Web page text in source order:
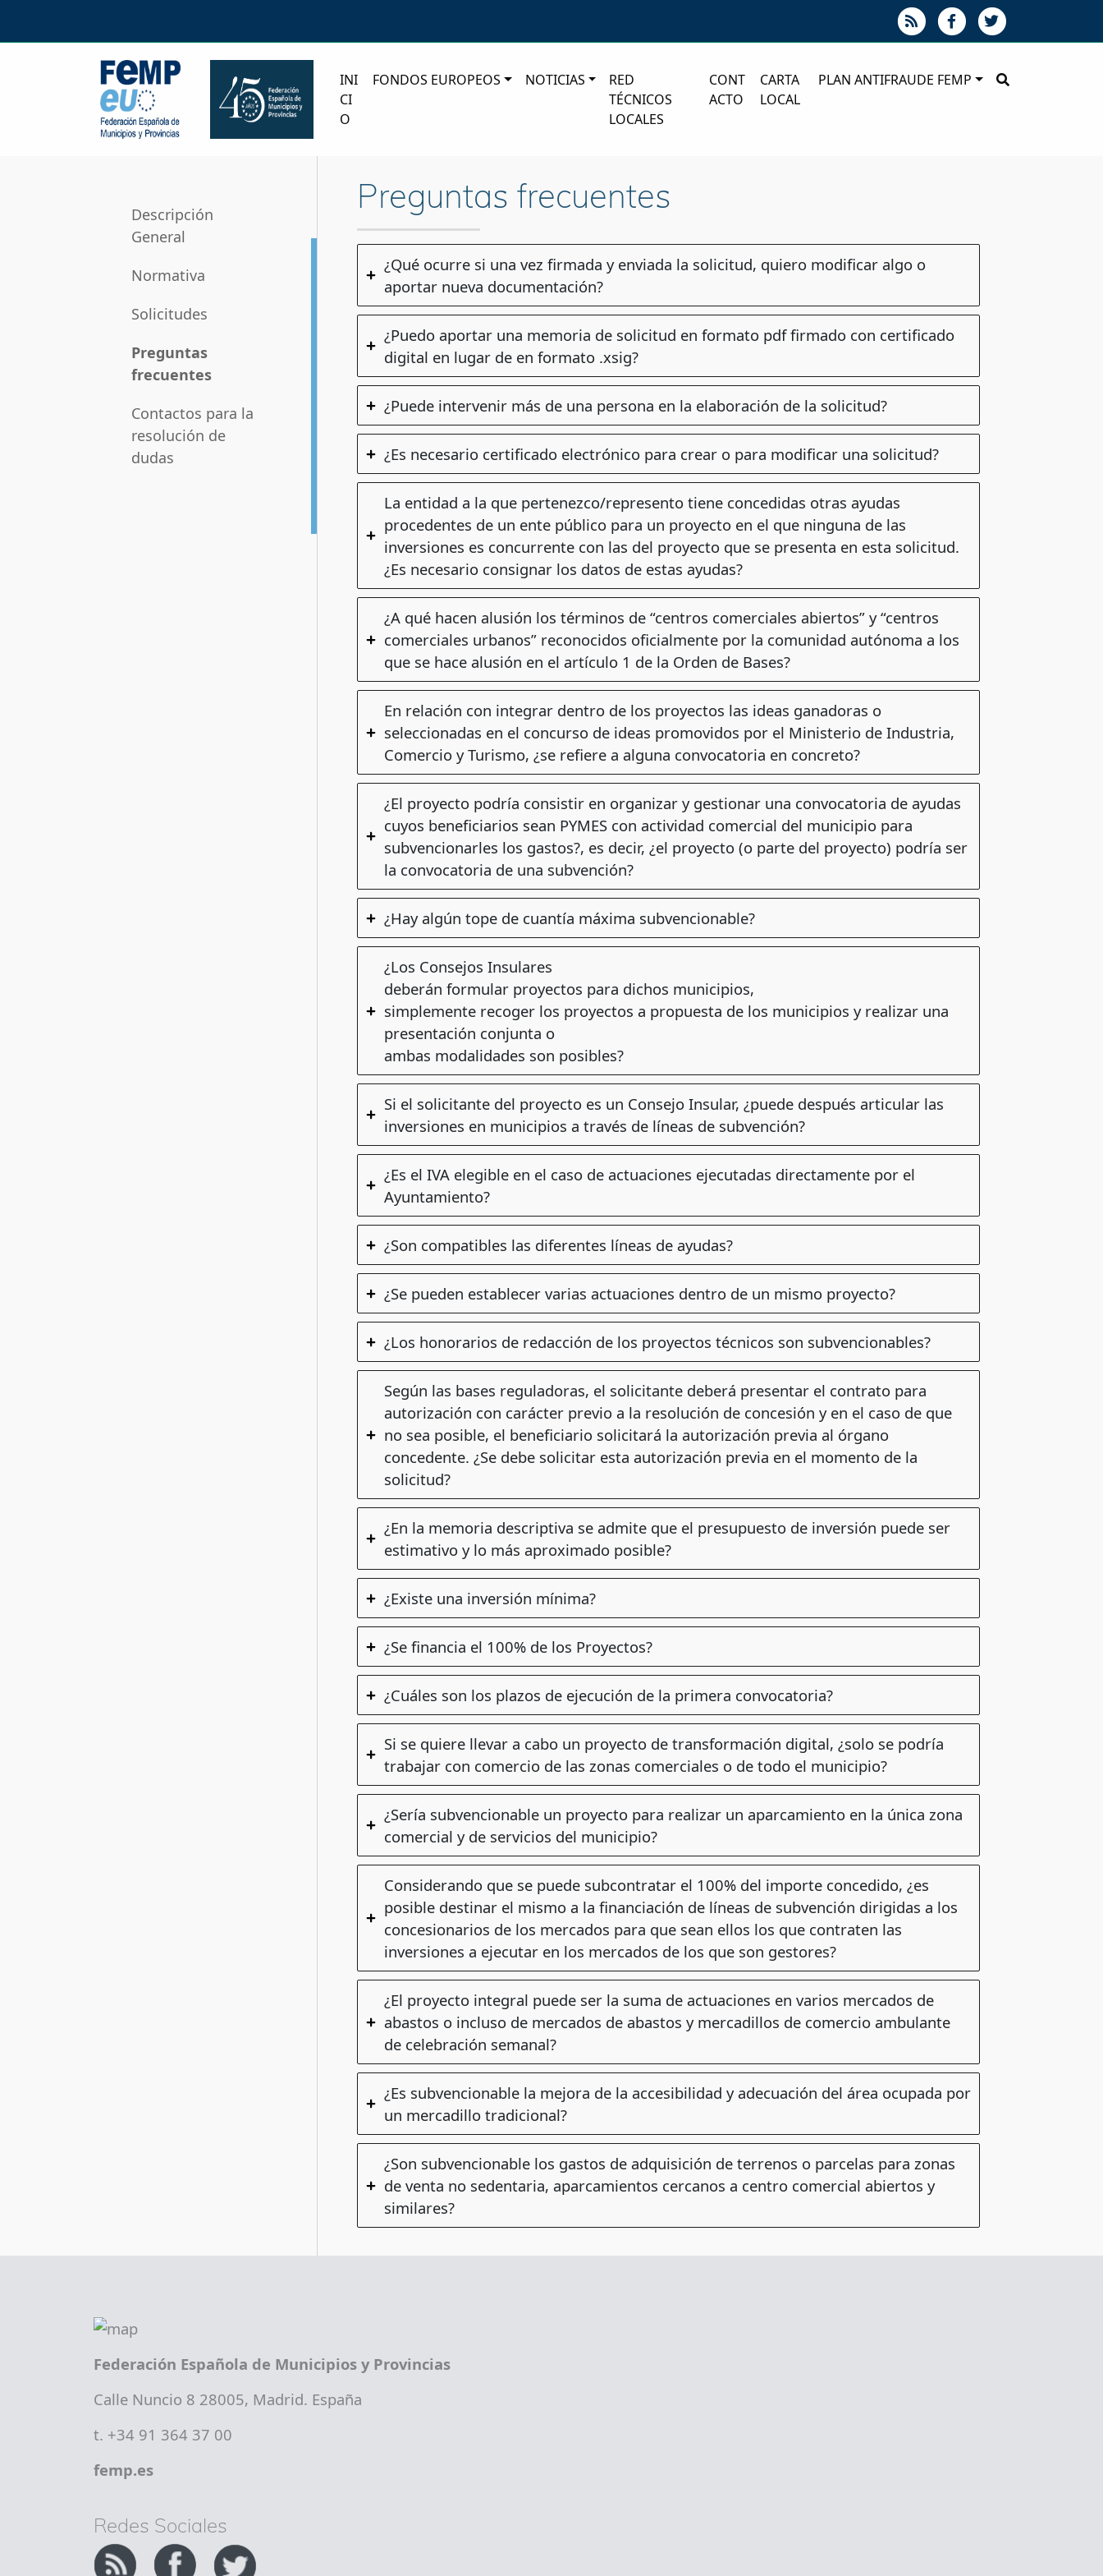
INI
CI
O
FONDOS EUROPEOS NOTICIAS
RED
TÉCNICOS
LOCALES
CONT
ACTO
CARTA
LOCAL
PLAN ANTIFRAUDE FEMP
Descripción
General
Normativa
Solicitudes
Preguntas
frecuentes
Contactos para la
resolución de
dudas
Preguntas frecuentes
¿Qué ocurre si una vez firmada y enviada la solicitud, quiero modificar algo o
aportar nueva documentación?
¿Puedo aportar una memoria de solicitud en formato pdf firmado con certificado
digital en lugar de en formato .xsig?
¿Puede intervenir más de una persona en la elaboración de la solicitud?
¿Es necesario certificado electrónico para crear o para modificar una solicitud?
La entidad a la que pertenezco/represento tiene concedidas otras ayudas
procedentes de un ente público para un proyecto en el que ninguna de las
inversiones es concurrente con las del proyecto que se presenta en esta solicitud.
¿Es necesario consignar los datos de estas ayudas?
¿A qué hacen alusión los términos de “centros comerciales abiertos” y “centros
comerciales urbanos” reconocidos oficialmente por la comunidad autónoma a los
que se hace alusión en el artículo 1 de la Orden de Bases?
En relación con integrar dentro de los proyectos las ideas ganadoras o
seleccionadas en el concurso de ideas promovidos por el Ministerio de Industria,
Comercio y Turismo, ¿se refiere a alguna convocatoria en concreto?
¿El proyecto podría consistir en organizar y gestionar una convocatoria de ayudas
cuyos beneficiarios sean PYMES con actividad comercial del municipio para
subvencionarles los gastos?, es decir, ¿el proyecto (o parte del proyecto) podría ser
la convocatoria de una subvención?
¿Hay algún tope de cuantía máxima subvencionable?
¿Los Consejos Insulares
deberán formular proyectos para dichos municipios,
simplemente recoger los proyectos a propuesta de los municipios y realizar una
presentación conjunta o
ambas modalidades son posibles?
Si el solicitante del proyecto es un Consejo Insular, ¿puede después articular las
inversiones en municipios a través de líneas de subvención?
¿Es el IVA elegible en el caso de actuaciones ejecutadas directamente por el
Ayuntamiento?
¿Son compatibles las diferentes líneas de ayudas?
¿Se pueden establecer varias actuaciones dentro de un mismo proyecto?
¿Los honorarios de redacción de los proyectos técnicos son subvencionables?
Según las bases reguladoras, el solicitante deberá presentar el contrato para
autorización con carácter previo a la resolución de concesión y en el caso de que
no sea posible, el beneficiario solicitará la autorización previa al órgano
concedente. ¿Se debe solicitar esta autorización previa en el momento de la
solicitud?
¿En la memoria descriptiva se admite que el presupuesto de inversión puede ser
estimativo y lo más aproximado posible?
¿Existe una inversión mínima?
¿Se financia el 100% de los Proyectos?
¿Cuáles son los plazos de ejecución de la primera convocatoria?
Si se quiere llevar a cabo un proyecto de transformación digital, ¿solo se podría
trabajar con comercio de las zonas comerciales o de todo el municipio?
¿Sería subvencionable un proyecto para realizar un aparcamiento en la única zona
comercial y de servicios del municipio?
Considerando que se puede subcontratar el 100% del importe concedido, ¿es
posible destinar el mismo a la financiación de líneas de subvención dirigidas a los
concesionarios de los mercados para que sean ellos los que contraten las
inversiones a ejecutar en los mercados de los que son gestores?
¿El proyecto integral puede ser la suma de actuaciones en varios mercados de
abastos o incluso de mercados de abastos y mercadillos de comercio ambulante
de celebración semanal?
¿Es subvencionable la mejora de la accesibilidad y adecuación del área ocupada por
un mercadillo tradicional?
¿Son subvencionable los gastos de adquisición de terrenos o parcelas para zonas
de venta no sedentaria, aparcamientos cercanos a centro comercial abiertos y
similares?
Federación Española de Municipios y Provincias
Calle Nuncio 8 28005, Madrid. España
t. +34 91 364 37 00
femp.es
Redes Sociales